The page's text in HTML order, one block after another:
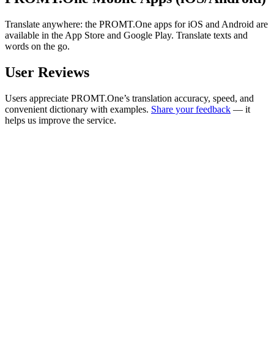
Translate anywhere: the PROMT.One apps for iOS and Android are
available in the App Store and Google Play. Translate texts and
words on the go.
User Reviews
Users appreciate PROMT.One’s translation accuracy, speed, and
convenient dictionary with examples. Share your feedback — it
helps us improve the service.